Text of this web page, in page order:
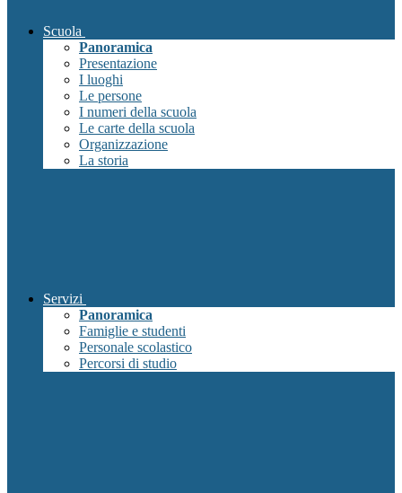
Scuola
Panoramica
Presentazione
I luoghi
Le persone
I numeri della scuola
Le carte della scuola
Organizzazione
La storia
Servizi
Panoramica
Famiglie e studenti
Personale scolastico
Percorsi di studio